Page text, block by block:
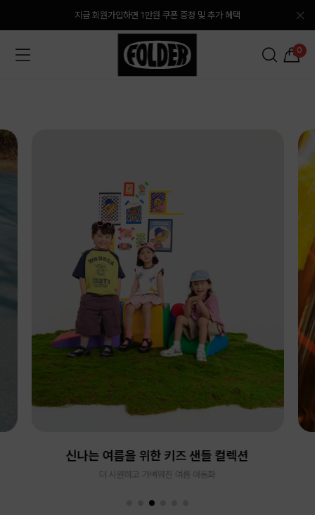
지금 회원가입하면 1만원 쿠폰 증정 및 추가 혜택
0
신나는 여름을 위한 키즈 샌들 컬렉션
더 시원하고 가벼워진 여름 아동화